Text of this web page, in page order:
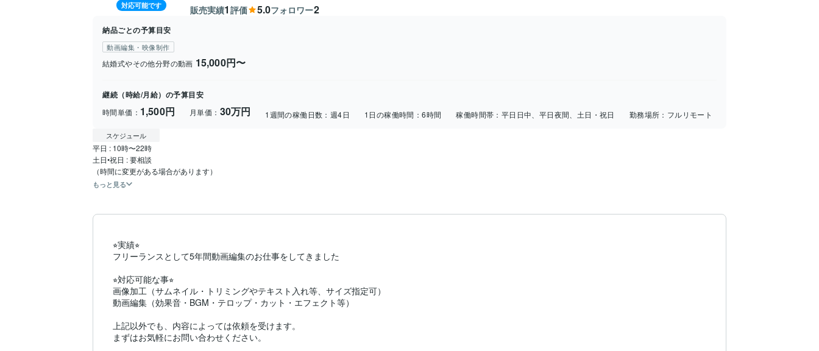
対応可能です 販売実績1 評価 5.0フォロワー2
納品ごとの予算目安
動画編集・映像制作
結婚式やその他分野の動画 15,000円〜
継続（時給/月給）の予算目安
時間単価： 1,500円 月単価： 30万円 1週間の稼働日数： 週4日 1日の稼働時間：6時間 稼働時間帯： 平日日中、平日夜間、土日・祝日 勤務場所： フルリモート
スケジュール
平日 : 10時〜22時
土日•祝日 : 要相談
（時間に変更がある場合があります）
もっと見る
⭐︎実績⭐︎
フリーランスとして5年間動画編集のお仕事をしてきました
⭐︎対応可能な事⭐︎
画像加工（サムネイル・トリミングやテキスト入れ等、サイズ指定可）
動画編集（効果音・BGM・テロップ・カット・エフェクト等）
上記以外でも、内容によっては依頼を受けます。
まずはお気軽にお問い合わせください。